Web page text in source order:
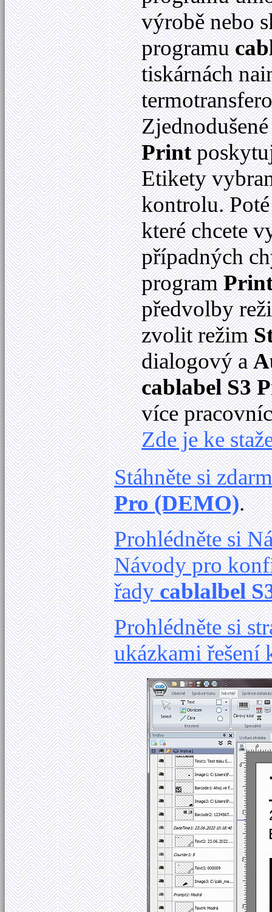
výrobě nebo
programu
tiskárnách
Print
Etikety
kontrolu.
které chcete
případných
program
předvolby
zvolit režim
dialogový a
cablabel S3
více
Zde je ke
Stáhněte si
Pro (DEMO).
Prohlédněte si
Návody pro
řadycablalbel
Prohlédněte si
ukázkami řešení